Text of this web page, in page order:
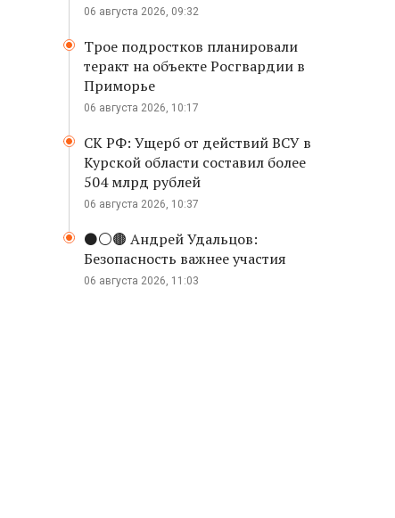
06 августа 2026, 09:32
Трое подростков планировали
теракт на объекте Росгвардии в
Приморье
06 августа 2026, 10:17
СК РФ: Ущерб от действий ВСУ в
Курской области составил более
504 млрд рублей
06 августа 2026, 10:37
⚫️⚪️🟤 Андрей Удальцов:
Безопасность важнее участия
06 августа 2026, 11:03